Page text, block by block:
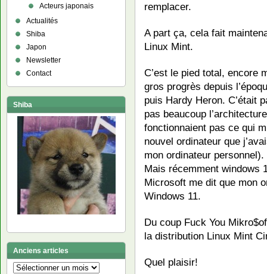
remplacer.
A part ça, cela fait
Linux Mint.
C’est le pied total, encore
gros progrès depuis
puis Hardy Heron. C’était
pas beaucoup
fonctionnaient pas ce qui
nouvel ordinateur que
mon ordinateur
Mais récemment windows
Microsoft me dit que mon
Windows 11.
Du coup Fuck You
la distribution Linux Mint
Quel plaisir!
Acteurs japonais
Actualités
Shiba
Japon
Newsletter
Contact
Shiba
Anciens articles
Anciens